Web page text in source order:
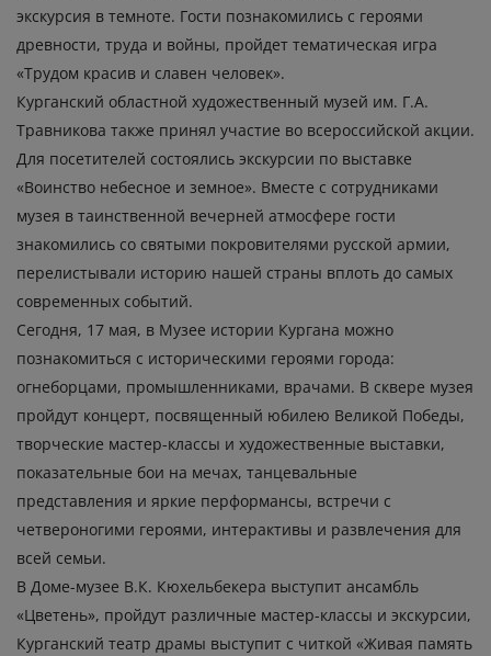
экскурсия в темноте. Гости познакомились с героями
древности, труда и войны, пройдет тематическая игра
«Трудом красив и славен человек».
Курганский областной художественный музей им. Г.А.
Травникова также принял участие во всероссийской акции.
Для посетителей состоялись экскурсии по выставке
«Воинство небесное и земное». Вместе с сотрудниками
музея в таинственной вечерней атмосфере гости
знакомились со святыми покровителями русской армии,
перелистывали историю нашей страны вплоть до самых
современных событий.
Сегодня, 17 мая, в Музее истории Кургана можно
познакомиться с историческими героями города:
огнеборцами, промышленниками, врачами. В сквере музея
пройдут концерт, посвященный юбилею Великой Победы,
творческие мастер-классы и художественные выставки,
показательные бои на мечах, танцевальные
представления и яркие перформансы, встречи с
четвероногими героями, интерактивы и развлечения для
всей семьи.
В Доме-музее В.К. Кюхельбекера выступит ансамбль
«Цветень», пройдут различные мастер-классы и экскурсии,
Курганский театр драмы выступит с читкой «Живая память